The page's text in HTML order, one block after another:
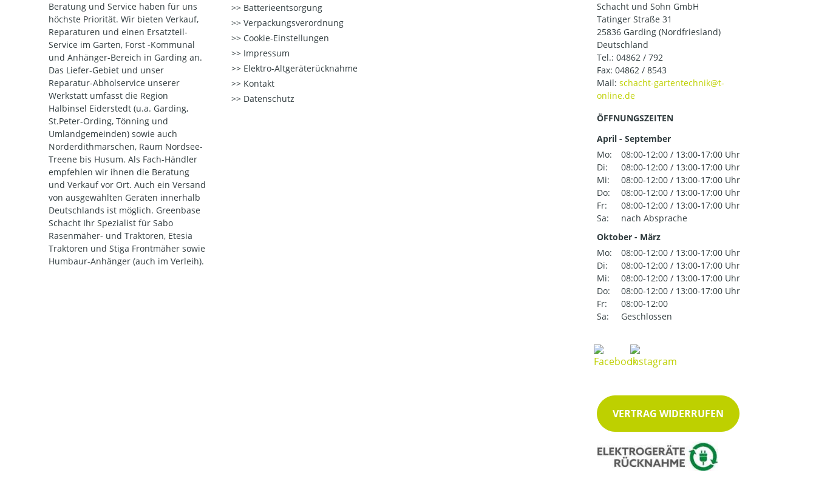
Beratung und Service haben für uns
höchste Priorität. Wir bieten Verkauf,
Reparaturen und einen Ersatzteil-
Service im Garten, Forst -Kommunal
und Anhänger-Bereich in Garding an.
Das Liefer-Gebiet und unser
Reparatur-Abholservice unserer
Werkstatt umfasst die Region
Halbinsel Eiderstedt (u.a. Garding,
St.Peter-Ording, Tönning und
Umlandgemeinden) sowie auch
Norderdithmarschen, Raum Nordsee-
Treene bis Husum. Als Fach-Händler
empfehlen wir ihnen die Beratung
und Verkauf vor Ort. Auch ein Versand
von ausgewählten Geräten innerhalb
Deutschlands ist möglich. Greenbase
Schacht Ihr Spezialist für Sabo
Rasenmäher- und Traktoren, Etesia
Traktoren und Stiga Frontmäher sowie
Humbaur-Anhänger (auch im Verleih).
Batterieentsorgung
Verpackungsverordnung
Cookie-Einstellungen
Impressum
Elektro-Altgeräterücknahme
Kontakt
Datenschutz
Schacht und Sohn GmbH
Tatinger Straße 31
25836 Garding (Nordfriesland)
Deutschland
Tel.: 04862 / 792
Fax: 04862 / 8543
Mail:
ÖFFNUNGSZEITEN
April - September
Mo:
08:00-12:00 / 13:00-17:00 Uhr
Di:
08:00-12:00 / 13:00-17:00 Uhr
Mi:
08:00-12:00 / 13:00-17:00 Uhr
Do:
08:00-12:00 / 13:00-17:00 Uhr
Fr:
08:00-12:00 / 13:00-17:00 Uhr
Sa:
nach Absprache
Oktober - März
Mo:
08:00-12:00 / 13:00-17:00 Uhr
Di:
08:00-12:00 / 13:00-17:00 Uhr
Mi:
08:00-12:00 / 13:00-17:00 Uhr
Do:
08:00-12:00 / 13:00-17:00 Uhr
Fr:
08:00-12:00
Sa:
Geschlossen
VERTRAG WIDERRUFEN